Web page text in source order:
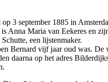
3 september 1885 in
Anna Maria van Eekeres en
een lijstenmaker.
Bernard vijf jaar oud was. De
daarna op het adres